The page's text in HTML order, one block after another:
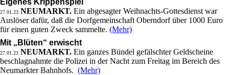
Eigenes Krippenspiel
27.01.23 NEUMARKT. Ein abgesagter Weihnachts-Gottesdienst war
Auslöser dafür, daß die Dorfgemeinschaft Oberndorf über 1000 Euro
für einen guten Zweck sammelte. (Mehr)
Mit „Blüten“ erwischt
27.01.23 NEUMARKT. Ein ganzes Bündel gefälschter Geldscheine
beschlagnahmte die Polizei in der Nacht zum Freitag im Bereich des
Neumarkter Bahnhofs. (Mehr)